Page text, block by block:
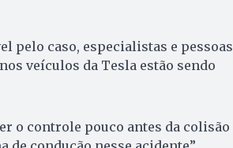
pelo caso, especialistas e pessoas
veículos da Tesla estão sendo
o controle pouco antes da colisão